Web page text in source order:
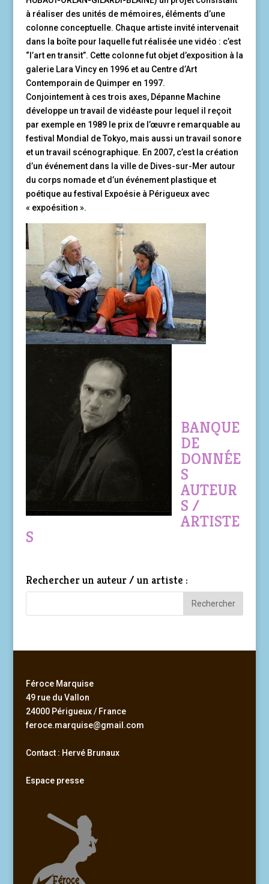
à réaliser des unités de mémoires, éléments d’une
colonne conceptuelle. Chaque artiste invité intervenait
dans la boîte pour laquelle fut réalisée une vidéo : c’est
“l’art en transit”. Cette colonne fut objet d’exposition à la
galerie Lara Vincy en 1996 et au Centre d’Art
Contemporain de Quimper en 1997.
Conjointement à ces trois axes, Dépanne Machine
développe un travail de vidéaste pour lequel il reçoit
par exemple en 1989 le prix de l’œuvre remarquable au
festival Mondial de Tokyo, mais aussi un travail sonore
et un travail scénographique. En 2007, c’est la création
d’un événement dans la ville de Dives-sur-Mer autour
du corps nomade et d’un événement plastique et
poétique au festival Expoésie à Périgueux avec
« expoésition ».
BANQUE
DE
DONNÉE
S
AUTEUR
S /
ARTISTE
S
Rechercher un auteur / un artiste :
Féroce Marquise
49 rue du Vallon
24000 Périgueux / France
feroce.marquise@gmail.com
Contact : Hervé Brunaux
Espace presse